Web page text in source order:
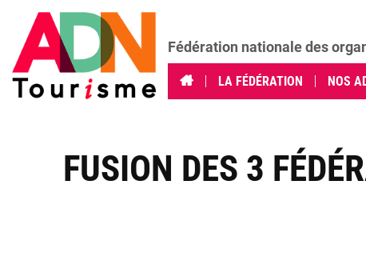
Fédération nationale des
LA FÉDÉRATION NOS
FUSION DES 3